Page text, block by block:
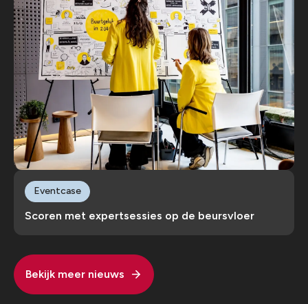
Scoren met expertsessies op de beursvloer
Eventcase
Bekijk meer nieuws